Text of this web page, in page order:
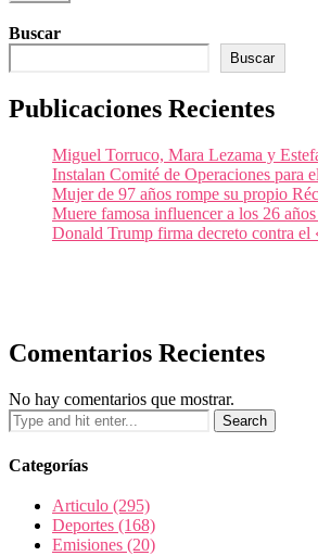
Buscar
Buscar
Publicaciones Recientes
Miguel Torruco, Mara Lezama y
Instalan Comité de Operaciones para
Mujer de 97 años rompe su propio
Muere famosa influencer a los 26
Donald Trump firma decreto contra el
Comentarios Recientes
No hay comentarios que mostrar.
Categorías
Articulo (295)
Deportes (168)
Emisiones (20)